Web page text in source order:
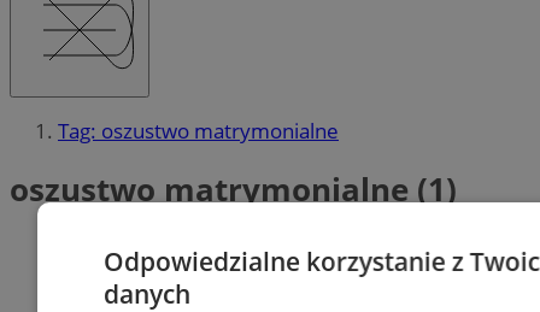
Tag: oszustwo matrymonialne
oszustwo matrymonialne (1)
Odpowiedzialne korzystanie z
danych